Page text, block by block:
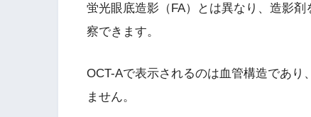
蛍光眼底造影（FA）とは異なり、造影
察できます。
OCT-Aで表示されるのは血管構造であり
ません。